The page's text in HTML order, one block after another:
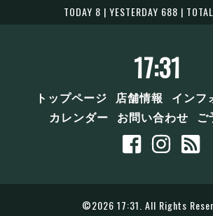
TODAY 8 | YESTERDAY 688 |
17:31
トップページ 店舗情報
インフ
カレンダー お問い合わせ ご
©2026 17:31. All Rights